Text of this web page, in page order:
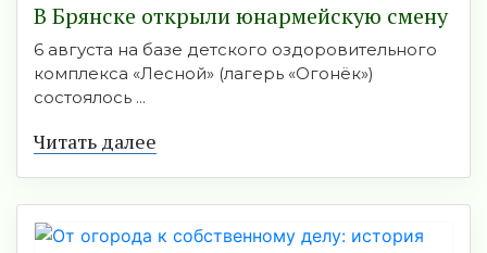
В Брянске открыли юнармейскую смену
6 августа на базе детского оздоровительного
комплекса «Лесной» (лагерь «Огонёк»)
состоялось ...
Читать далее